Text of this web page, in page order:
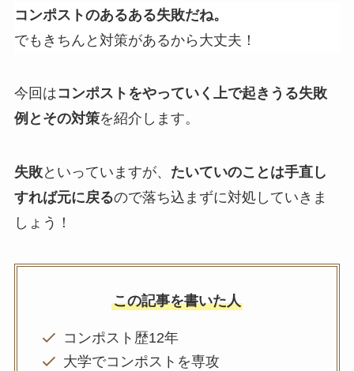
コンポストのあるある失敗だね。
でもきちんと対策があるから大丈夫！
今回はコンポストをやっていく上で起きうる失敗
例とその対策を紹介します。
失敗といっていますが、 たいていのことは手直し
すれば元に戻るので落ち込まずに対処していきま
しょう！
この記事を書いた人
コンポスト歴12年
大学でコンポストを専攻